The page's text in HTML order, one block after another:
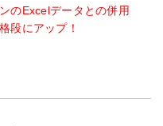
のExcelデータとの併用
段にアップ！